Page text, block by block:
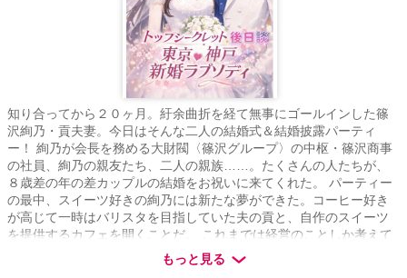
知り合ってから２０ヶ月。紆余曲折を経て無事にゴールインした篠
沢絢乃・貢夫妻。今日はそんな二人の結婚式＆結婚披露パーティ
ー！ 絢乃が会長を務める大財閥〈篠沢グループ〉の中枢・篠沢商事
の社員、絢乃の親友たち、二人の親族……。たくさんの人たちが、
８歳差の年の差カップルの結婚をお祝いに来てくれた。 パーティー
の最中、スイーツ好きの絢乃には新たな夢ができた。コーヒー好き
が高じて一時はバリスタを目指していた夫の貢と、自作のスイーツ
を提供するカフェを開くことだ。 これまでは経営のことしか考えて
いなかったけれど、会長は名誉職。だから将来的にはパティシエー
ルになる勉強を本格的に始めよう――。最愛の人に背中を押しても
もっと見る